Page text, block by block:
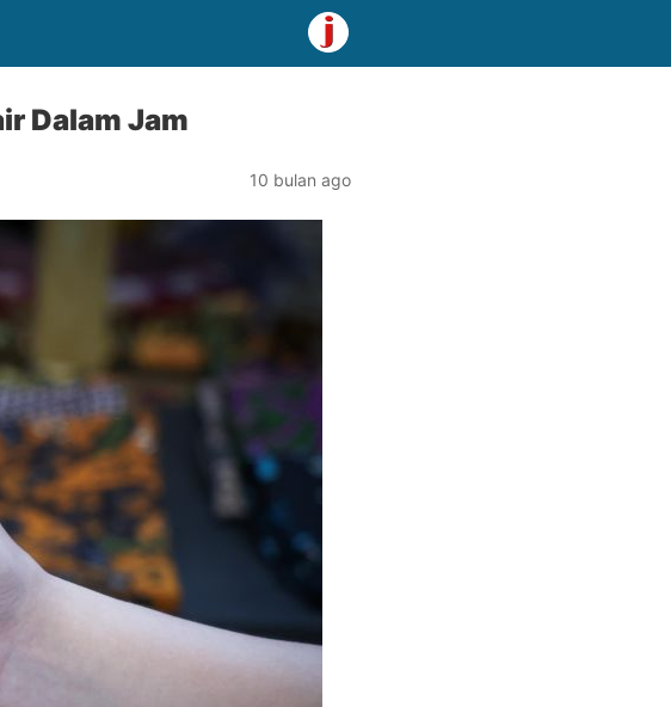
Dalam Jam
10 bulan ago